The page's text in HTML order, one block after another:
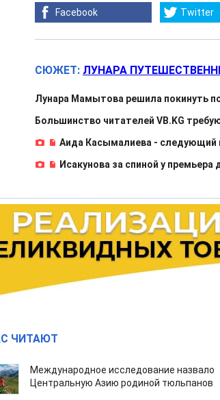
Facebook Twitter
СЮЖЕТ: ЛУНАРА
Лунара Мамытова решила покинуть
Большинство читателей VB.KG
Аида Касымалиева - следующий
Исакунова за спиной у
ЧИТАЮТ
Международное исследование назвало
Центральную Азию родиной тюльпанов